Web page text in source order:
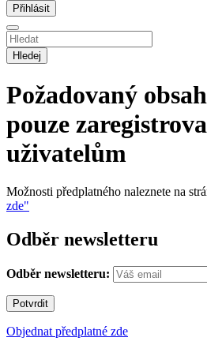
Hledej
Požadovaný
pouze
uživatelům
Možnosti předplatného naleznete na
zde"
Odběr newsletteru
Odběr newsletteru:
Objednat předplatné zde